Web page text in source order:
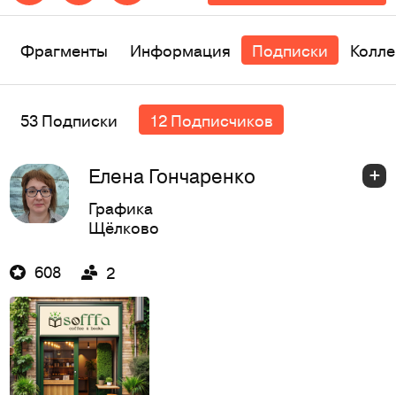
Фрагменты Информация Подписки
53 Подписки 12 Подписчиков
Елена Гончаренко
Графика
Щёлково
608 2